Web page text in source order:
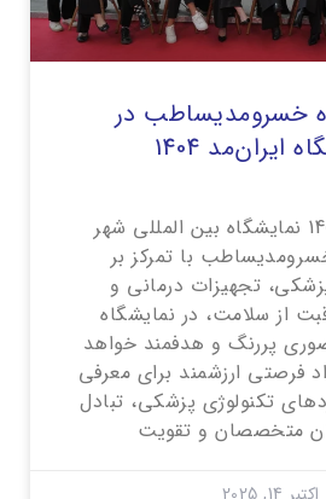
خسرومدیساطب در
ایران‌مد 1404
17 تا 20 مهر 1404 نمایشگاه بین المللی شهر
با تمرکز بر
تجهیزات درمانی و
از سلامت، در نمایشگاه
1404 حضوری پررنگ و هدفمند خواهد
فرصتی ارزشمند برای معرفی
تکنولوژی پزشکی، تبادل
متخصصان و تقویت